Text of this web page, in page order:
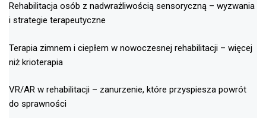
Rehabilitacja osób z nadwrażliwością sensoryczną – wyzwania
i strategie terapeutyczne
Terapia zimnem i ciepłem w nowoczesnej rehabilitacji – więcej
niż krioterapia
VR/AR w rehabilitacji – zanurzenie, które przyspiesza powrót
do sprawności